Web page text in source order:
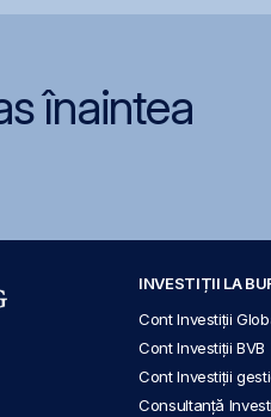
înaintea
INVESTIȚII LA
Cont Investiții
Cont Investiții BVB
Cont Investiții
Consultanță